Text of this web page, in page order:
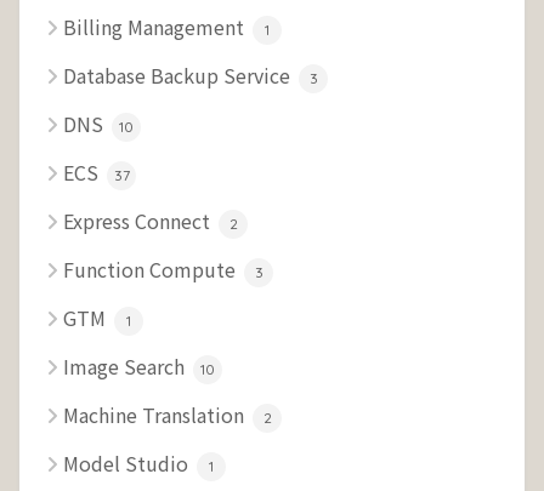
Billing Management 1
Database Backup Service 3
DNS 10
ECS 37
Express Connect 2
Function Compute 3
GTM 1
Image Search 10
Machine Translation 2
Model Studio 1